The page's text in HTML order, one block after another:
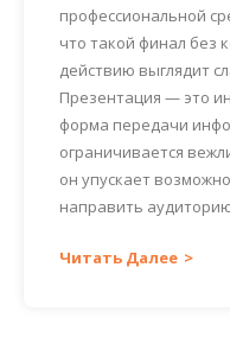
профессиональной
что такой финал без
действию выглядит
Презентация — это
форма передачи
ограничивается
он упускает
направить
Читать Далее